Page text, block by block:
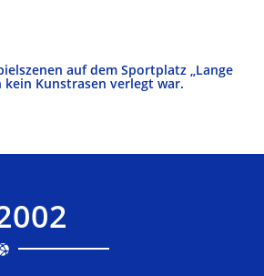
auf dem Sportplatz „Lange
kein Kunstrasen verlegt war.